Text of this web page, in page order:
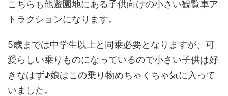
こちらも他遊園地にある子供向けの小さい観覧車ア
トラクションになります。
5歳までは中学生以上と同乗必要となりますが、可
愛らしい乗りものになっているので小さい子供は好
きなはず♪娘はこの乗り物めちゃくちゃ気に入って
いました。